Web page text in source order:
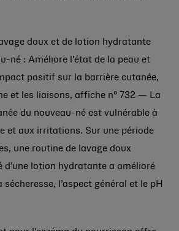
doux et de lotion hydratante
né : Améliore l’état de la peau et
positif sur la barrière cutanée,
et les liaisons, affiche n° 732 — La
du nouveau-né est vulnérable à
et aux irritations. Sur une période
une routine de lavage doux
d’une lotion hydratante a amélioré
sécheresse, l’aspect général et le pH